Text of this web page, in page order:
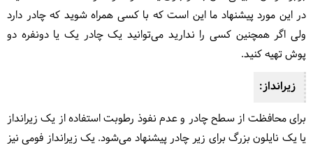
در این مورد پیشنهاد ما این است که با کسی همراه شوید که چادر دارد
ولی اگر همچنین کسی را ندارید می‌توانید یک چادر یک یا دونفره دو
پوش تهیه کنید.
زیرانداز:
برای محافظت از سطح چادر و عدم نفوذ رطوبت استفاده از یک زیرانداز
یا یک نایلون بزرگ برای زیر چادر پیشنهاد می‌شود. یک زیرانداز فومی نیز